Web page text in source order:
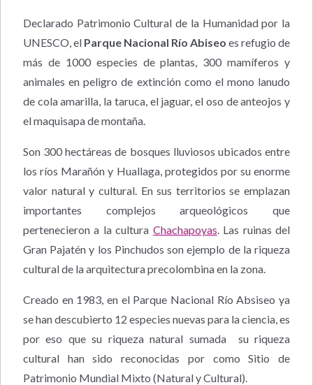
Declarado Patrimonio Cultural de la Humanidad por la
UNESCO, el Parque Nacional Río Abiseo es refugio de
más de 1000 especies de plantas, 300 mamíferos y
animales en peligro de extinción como el mono lanudo
de cola amarilla, la taruca, el jaguar, el oso de anteojos y
el maquisapa de montaña.
Son 300 hectáreas de bosques lluviosos ubicados entre
los ríos Marañón y Huallaga, protegidos por su enorme
valor natural y cultural. En sus territorios se emplazan
importantes complejos arqueológicos que
pertenecieron a la cultura Chachapoyas . Las ruinas del
Gran Pajatén y los Pinchudos son ejemplo de la riqueza
cultural de la arquitectura precolombina en la zona.
Creado en 1983, en el Parque Nacional Río Absiseo ya
se han descubierto 12 especies nuevas para la ciencia, es
por eso que su riqueza natural sumada su riqueza
cultural han sido reconocidas por como Sitio de
Patrimonio Mundial Mixto (Natural y Cultural).